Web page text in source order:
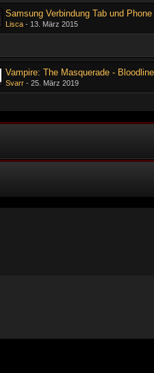
Samsung Verbindung Tab und Phone
Lisca - 13. März 2015
Vampire: The Masquerade -
Svarr -25. März 2019